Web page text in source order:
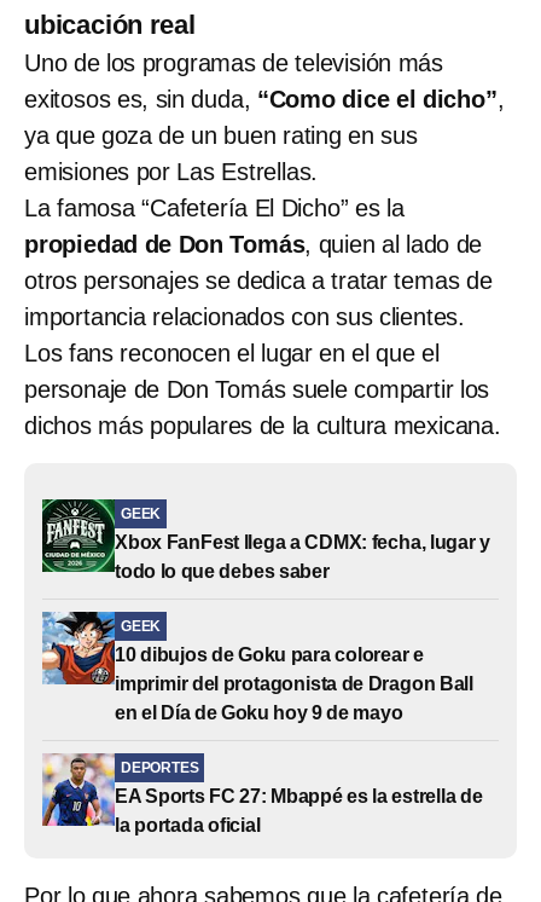
ubicación real
Uno de los programas de televisión más
exitosos es, sin duda, “Como dice el dicho”,
ya que goza de un buen rating en sus
emisiones por Las Estrellas.
La famosa “Cafetería El Dicho” es la
propiedad de Don Tomás, quien al lado de
otros personajes se dedica a tratar temas de
importancia relacionados con sus clientes.
Los fans reconocen el lugar en el que el
personaje de Don Tomás suele compartir los
dichos más populares de la cultura mexicana.
GEEK
Xbox FanFest llega a CDMX: fecha, lugar y
todo lo que debes saber
GEEK
10 dibujos de Goku para colorear e
imprimir del protagonista de Dragon Ball
en el Día de Goku hoy 9 de mayo
DEPORTES
EA Sports FC 27: Mbappé es la estrella de
la portada oficial
Por lo que ahora sabemos que la cafetería de